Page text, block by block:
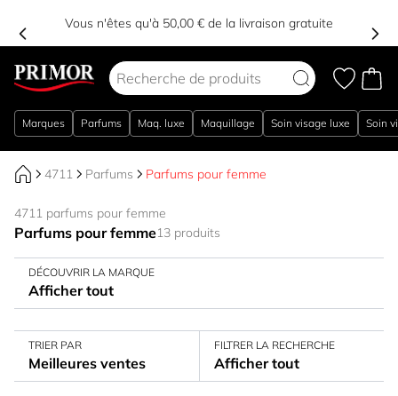
Vous n'êtes qu'à 50,00 € de la livraison gratuite
Marques Parfums Maq. luxe Maquillage Soin visage luxe Soin
4711 Parfums Parfums pour femme
4711 parfums pour femme
Parfums pour femme13 produits
DÉCOUVRIR LA MARQUE
Afficher tout
TRIER PAR
Meilleures ventes
FILTRER LA RECHERCHE
Afficher tout